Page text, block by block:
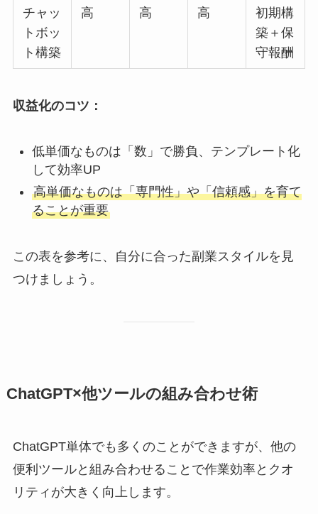
チャッ
トボッ
ト構築
高 高 高
初期構
築＋保
守報酬
収益化のコツ：
低単価なものは「数」で勝負、テンプレート化
して効率UP
高単価なものは「専門性」や「信頼感」を育て
ることが重要
この表を参考に、自分に合った副業スタイルを見
つけましょう。
ChatGPT×他ツールの組み合わせ術
ChatGPT単体でも多くのことができますが、他の
便利ツールと組み合わせることで作業効率とクオ
リティが大きく向上します。